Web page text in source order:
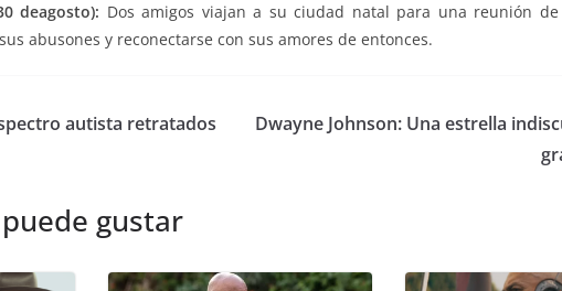
deagosto): Dos amigos viajan a su ciudad natal para una reunión de
abusones y reconectarse con sus amores de entonces.
autista retratados
Dwayne Johnson: Una estrella
gustar